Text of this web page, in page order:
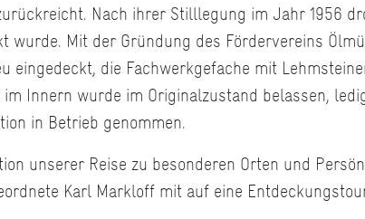
Nach ihrer Stilllegung im Jahr 1956
wurde. Mit der Gründung des Fördervereins
eingedeckt, die Fachwerkgefache mit
Innern wurde im Originalzustand belassen,
in Betrieb genommen.
unserer Reise zu besonderen Orten und
Karl Markloff mit auf eine